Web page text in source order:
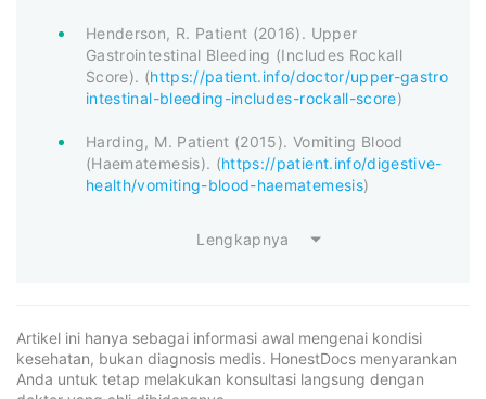
Henderson, R. Patient (2016). Upper
Gastrointestinal Bleeding (Includes Rockall
Score). (https://patient.info/doctor/upper-gastro
intestinal-bleeding-includes-rockall-score)
Harding, M. Patient (2015). Vomiting Blood
(Haematemesis). (https://patient.info/digestive-
health/vomiting-blood-haematemesis)
Lengkapnya
Artikel ini hanya sebagai informasi awal mengenai kondisi
kesehatan, bukan diagnosis medis. HonestDocs menyarankan
Anda untuk tetap melakukan konsultasi langsung dengan